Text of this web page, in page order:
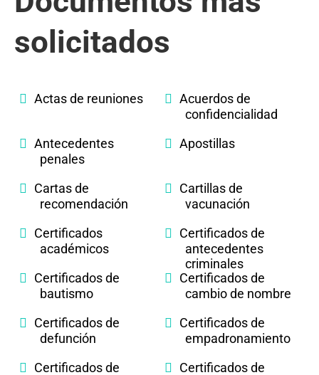
solicitados
Actas de reuniones
Acuerdos de
confidencialidad
Antecedentes
penales
Apostillas
Cartas de
recomendación
Cartillas de
vacunación
Certificados
académicos
Certificados de
antecedentes
criminales
Certificados de
bautismo
Certificados de
cambio de nombre
Certificados de
defunción
Certificados de
empadronamiento
Certificados de
Certificados de